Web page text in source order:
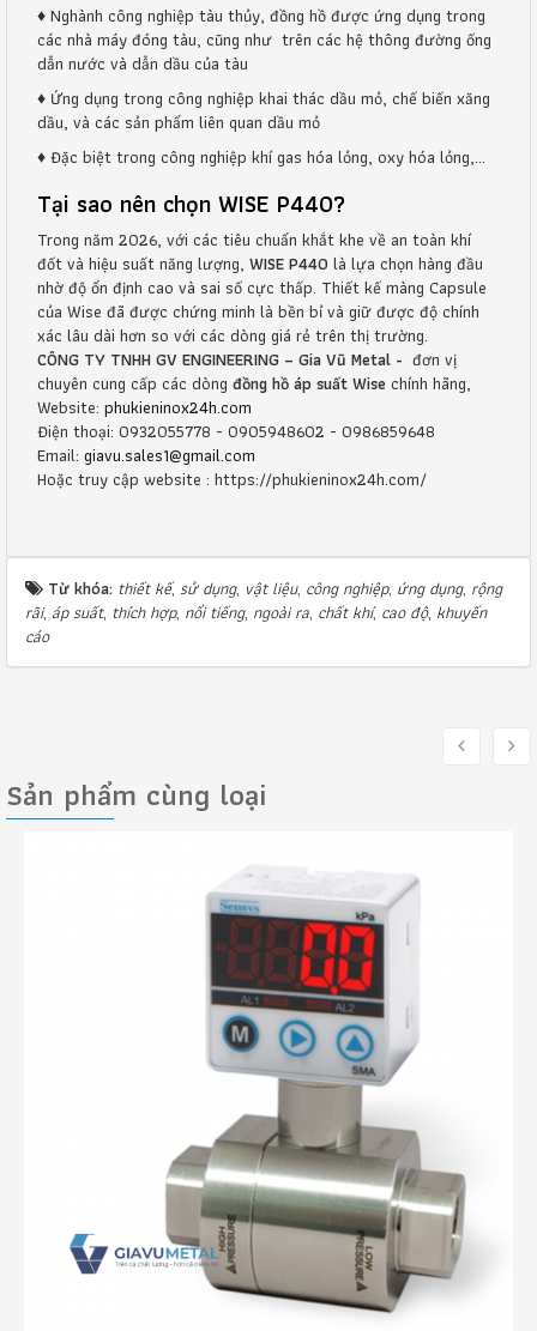
♦Nghành công nghiệp tàu thủy, đồng hồ được ứng dụng trong
các nhà máy đóng tàu, cũng như trên các hệ thông đường ống
dẫn nước và dẫn dầu của tàu
♦ Ứng dụng trong công nghiệp khai thác dầu mỏ, chế biến xăng
dầu, và các sản phẩm liên quan dầu mỏ
♦Đặc biệt trong công nghiệp khí gas hóa lỏng, oxy hóa lỏng,…
Tại sao nên chọn WISE P440?
Trong năm 2026, với các tiêu chuẩn khắt khe về an toàn khí
đốt và hiệu suất năng lượng, WISE P440là lựa chọn hàng đầu
nhờ độ ổn định cao và sai số cực thấp. Thiết kế màng Capsule
của Wise đã được chứng minh là bền bỉ và giữ được độ chính
xác lâu dài hơn so với các dòng giá rẻ trên thị trường.
CÔNG TY TNHH GV ENGINEERING – Gia Vũ Metal - đơn vị
chuyên cung cấp các dòng đồng hồ áp suất Wise chính hãng,
Website: phukieninox24h.com
Điện thoại: 0932055778 - 0905948602 - 0986859648
Email: giavu.sales1@gmail.com
Hoặc truy cập website : https://phukieninox24h.com/
Từ khóa: thiết kế, sử dụng, vật liệu, công nghiệp, ứng dụng, rộng
rãi, áp suất, thích hợp, nổi tiếng, ngoài ra, chất khí, cao độ, khuyến
cáo
Sản phẩm cùng loại